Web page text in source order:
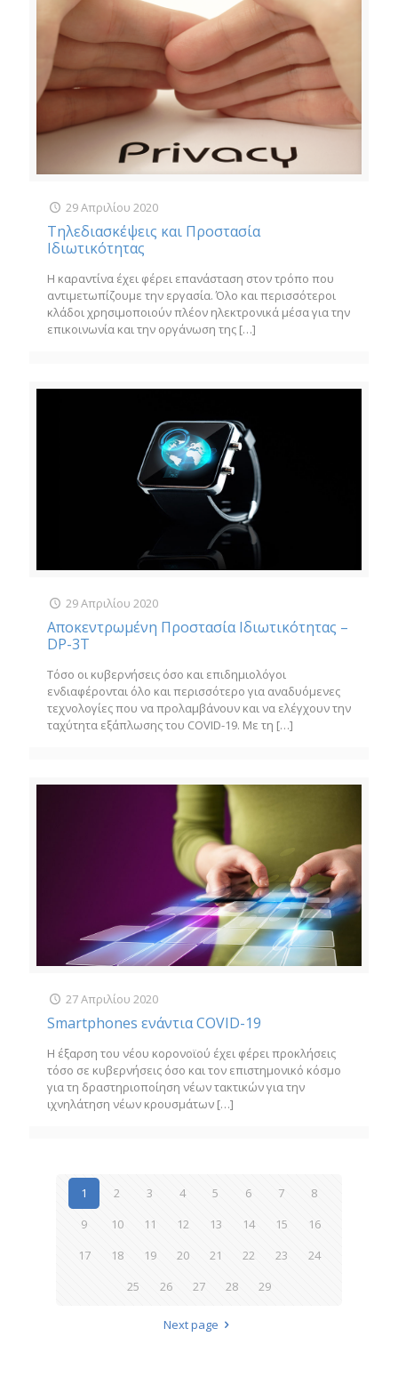
29 Απριλίου 2020
Τηλεδιασκέψεις και Προστασία
Ιδιωτικότητας
Η καραντίνα έχει φέρει επανάσταση στον τρόπο που
αντιμετωπίζουμε την εργασία. Όλο και περισσότεροι
κλάδοι χρησιμοποιούν πλέον ηλεκτρονικά μέσα για την
επικοινωνία και την οργάνωση της […]
29 Απριλίου 2020
Αποκεντρωμένη Προστασία Ιδιωτικότητας –
DP-3T
Τόσο οι κυβερνήσεις όσο και επιδημιολόγοι
ενδιαφέρονται όλο και περισσότερο για αναδυόμενες
τεχνολογίες που να προλαμβάνουν και να ελέγχουν την
ταχύτητα εξάπλωσης του COVID-19. Με τη […]
27 Απριλίου 2020
Smartphones ενάντια COVID-19
Η έξαρση του νέου κορονοϊού έχει φέρει προκλήσεις
τόσο σε κυβερνήσεις όσο και τον επιστημονικό κόσμο
για τη δραστηριοποίηση νέων τακτικών για την
ιχνηλάτηση νέων κρουσμάτων […]
1 2 3 4 5 6 7
8
9
10 11 12 13 14 15
16
17
18 19 20 21 22 23
24
25
26 27 28 29
Next page